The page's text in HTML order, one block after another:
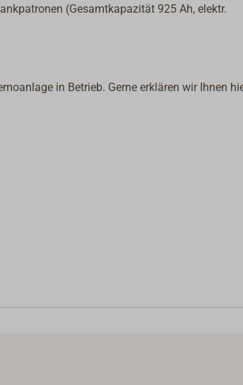
(Gesamtkapazität 925 Ah, elektr.
in Betrieb. Gerne erklären wir Ihnen